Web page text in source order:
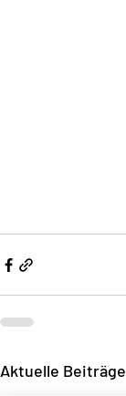
Aktuelle Beiträge